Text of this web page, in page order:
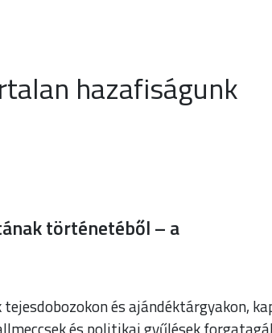
hazafiságunk
történetéből – a
és ajándéktárgyakon,
és politikai gyűlések